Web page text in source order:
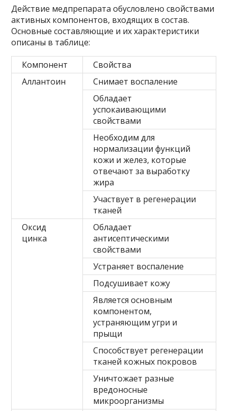
Действие медпрепарата обусловлено свойствами
активных компонентов, входящих в состав.
Основные составляющие и их характеристики
описаны в таблице:
Компонент
Свойства
Аллантоин
Снимает воспаление
Обладает
успокаивающими
свойствами
Необходим для
нормализации функций
кожи и желез, которые
отвечают за выработку
жира
Участвует в регенерации
тканей
Оксид
цинка
Обладает
антисептическими
свойствами
Устраняет воспаление
Подсушивает кожу
Является основным
компонентом,
устраняющим угри и
прыщи
Способствует регенерации
тканей кожных покровов
Уничтожает разные
вредоносные
микроорганизмы